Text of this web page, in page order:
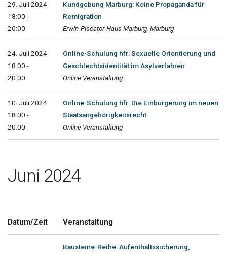
29. Juli 2024
18:00 -
20:00
Kundgebung Marburg: Keine Propaganda für
Remigration
Erwin-Piscator-Haus Marburg, Marburg
24. Juli 2024
18:00 -
20:00
Online-Schulung hfr: Sexuelle Orientierung und
Geschlechtsidentität im Asylverfahren
Online Veranstaltung
10. Juli 2024
18:00 -
20:00
Online-Schulung hfr: Die Einbürgerung im neuen
Staatsangehörigkeitsrecht
Online Veranstaltung
Juni 2024
Datum/Zeit Veranstaltung
Bausteine-Reihe: Aufenthaltssicherung,